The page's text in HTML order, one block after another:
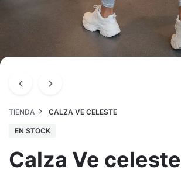
TIENDA CALZA VE CELESTE
EN STOCK
Calza Ve celeste